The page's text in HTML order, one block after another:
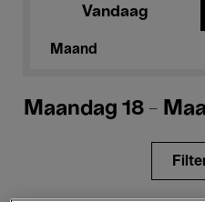
Vandaag
Maand
Maandag 18 -